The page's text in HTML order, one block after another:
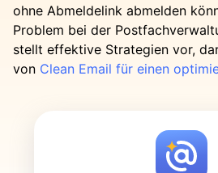
ohne Abmeldelink abmelden
Problem bei der
stellt effektive Strategien vor,
von Clean Email für einen